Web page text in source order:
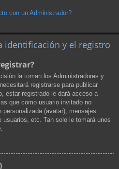
con un Administrador?
identificación y el registro
la toman los Administradores y
registrarse para publicar
estar registrado le dará acceso a
que como usuario invitado no
(avatar), mensajes
etc. Tan solo le tomará unos